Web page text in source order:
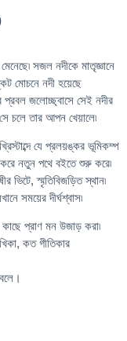
সজল নদীকে মাতৃজ্ঞানে
মোচনে নদী হয়েছে
প্রবল জলোচ্ছ্বাসে সেই নদীর
চলে তার আপন খেয়ালে৷
যে প্রলয়ঙ্কর ভূমিকম্প
করে নতুন পথে বইতে শুরু করে৷
ভিটে, স্মৃতিবিজড়িত স্থান৷
সময়ের দীর্ঘশ্বাস৷
কাছে প্রাণ মন উজাড় করা৷
কত গীতিকার